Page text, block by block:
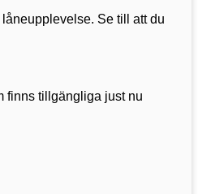
Se till att du
finns tillgängliga just nu